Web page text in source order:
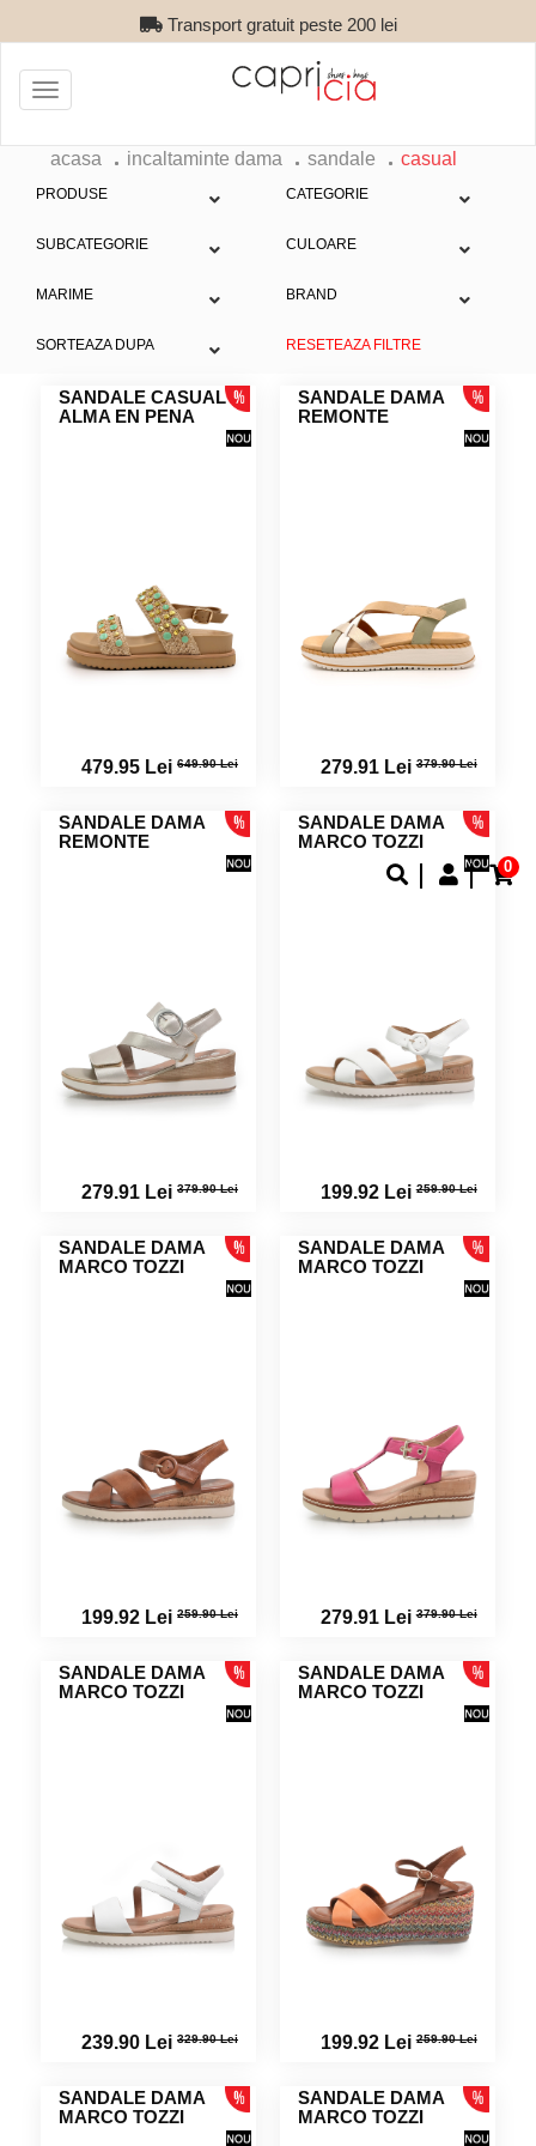
Transport gratuit peste 200 lei
0
Toggle
navigation
acasa incaltaminte dama sandale casual
PRODUSE CATEGORIE
SUBCATEGORIE CULOARE
MARIME BRAND
SORTEAZA DUPA RESETEAZA FILTRE
SANDALE CASUAL
ALMA EN PENA
479.95 Lei 649.90 Lei
SANDALE DAMA
REMONTE
279.91 Lei379.90 Lei
SANDALE DAMA
REMONTE
279.91 Lei 379.90 Lei
SANDALE DAMA
MARCO TOZZI
199.92 Lei259.90 Lei
SANDALE DAMA
MARCO TOZZI
199.92 Lei 259.90 Lei
SANDALE DAMA
MARCO TOZZI
279.91 Lei379.90 Lei
SANDALE DAMA
MARCO TOZZI
239.90 Lei 329.90 Lei
SANDALE DAMA
MARCO TOZZI
199.92 Lei259.90 Lei
SANDALE DAMA
MARCO TOZZI
SANDALE DAMA
MARCO TOZZI